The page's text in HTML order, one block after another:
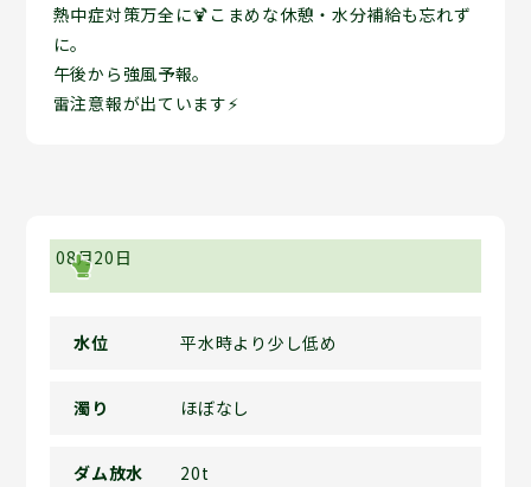
熱中症対策万全に🍹こまめな休憩・水分補給も忘れず
に。
午後から強風予報。
雷注意報が出ています⚡
08月20日
水位 平水時より少し低め
濁り ほぼなし
ダム放水 20t